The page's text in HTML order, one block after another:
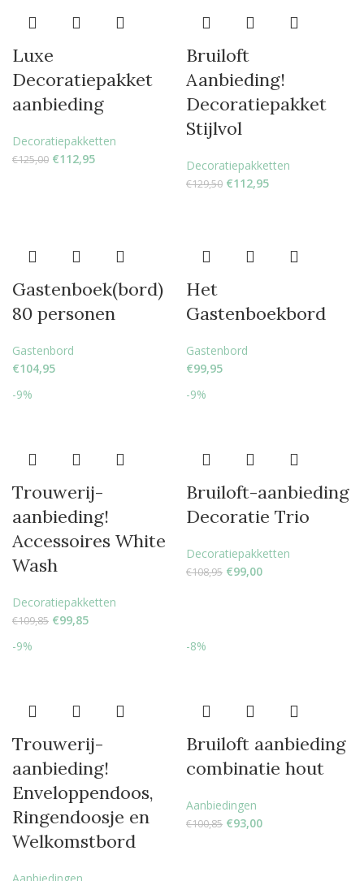
Luxe
Decoratiepakket
aanbieding
Decoratiepakketten
€125,00 €112,95
Bruiloft
Aanbieding!
Decoratiepakket
Stijlvol
Decoratiepakketten
€129,50 €112,95
Gastenboek(bord)
80 personen
Gastenbord
€104,95
Het
Gastenboekbord
Gastenbord
€99,95
-9%
Trouwerij-
aanbieding!
Accessoires White
Wash
Decoratiepakketten
€109,85 €99,85
-9%
Bruiloft-aanbieding
Decoratie Trio
Decoratiepakketten
€108,95 €99,00
-9%
Trouwerij-
aanbieding!
Enveloppendoos,
Ringendoosje en
Welkomstbord
-8%
Bruiloft aanbieding
combinatie hout
Aanbiedingen
€100,85 €93,00